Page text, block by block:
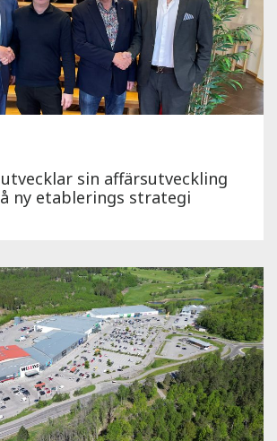
sin affärsutveckling
ny etablerings strategi